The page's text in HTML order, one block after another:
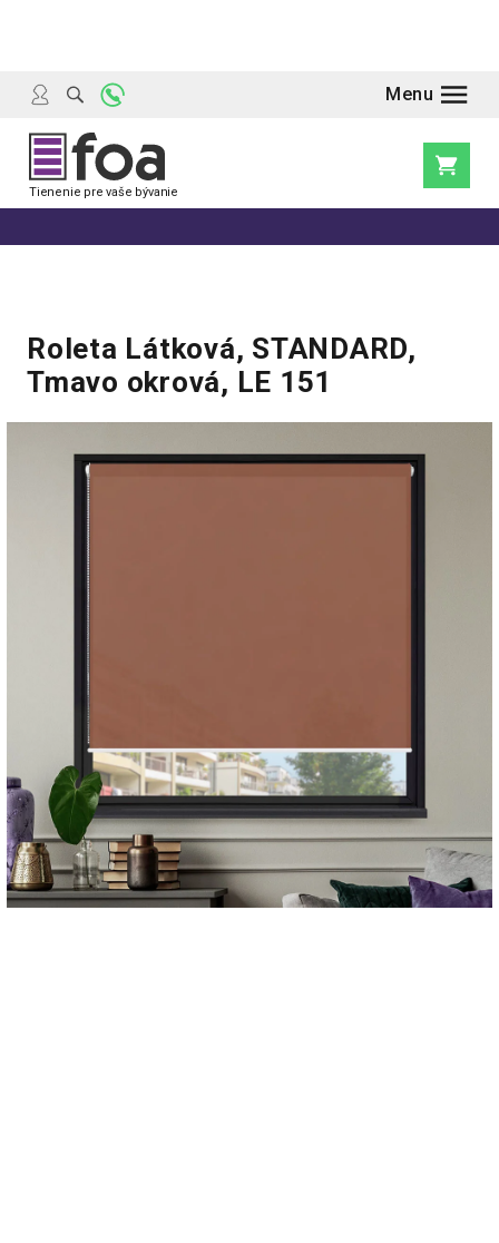
Roleta Látková, STANDARD,
Tmavo okrová, LE 151